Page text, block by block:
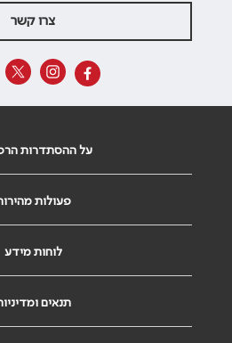
צרו קשר
על ההסתדרות
פעולות
לוחות מידע
תנאים